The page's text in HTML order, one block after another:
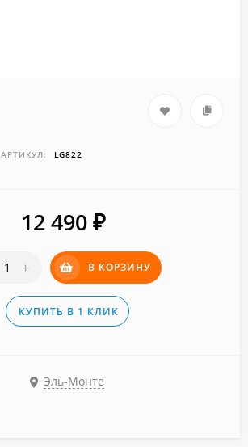
АРТИКУЛ: LG822
12 490 ₽
+ В КОРЗИНУ
КУПИТЬ В 1 КЛИК
Эль-Монте